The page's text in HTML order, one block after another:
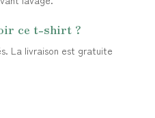
ce t-shirt ?
La livraison est gratuite